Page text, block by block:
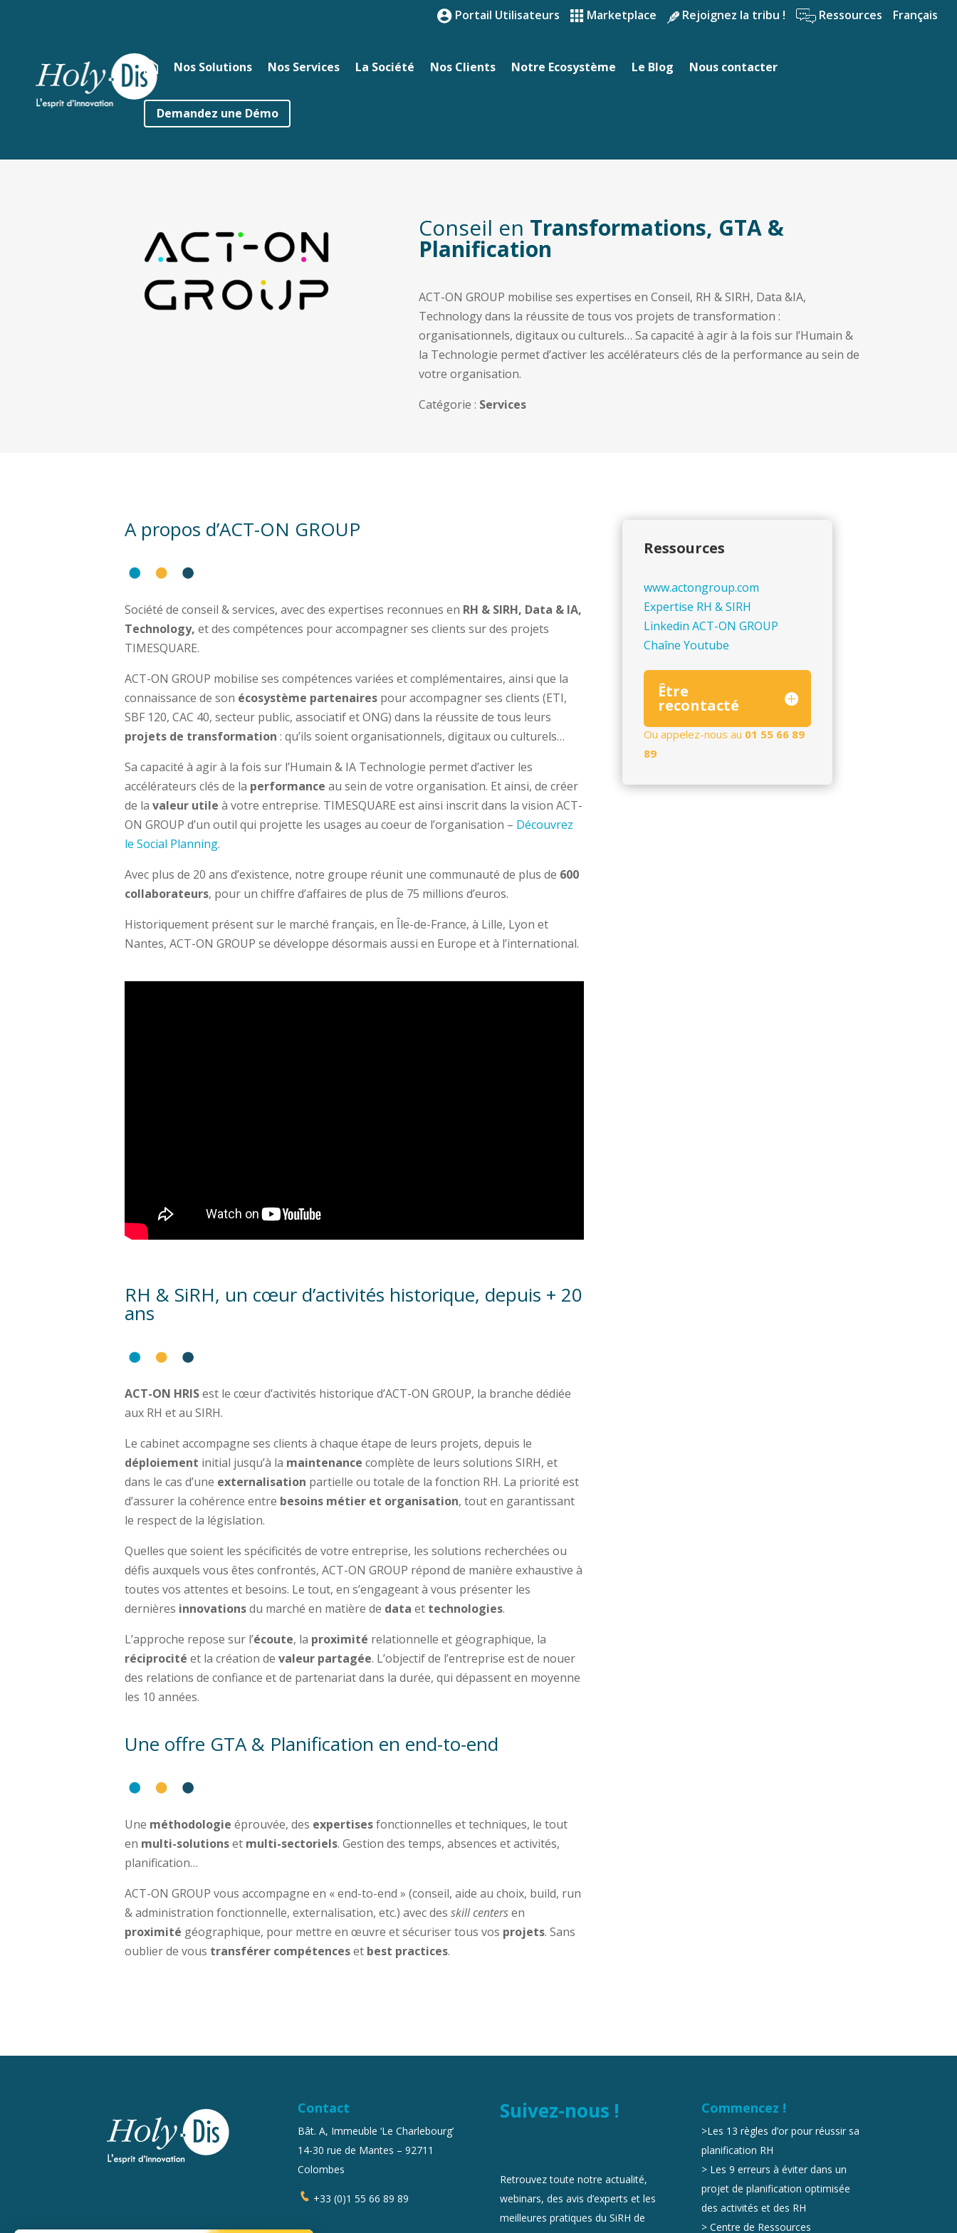
Portail Utilisateurs Marketplace Rejoignez la tribu ! Ressources Français
Nos Solutions Nos Services La Société Nos Clients Notre Ecosystème Le Blog Nous contacter
Demandez une Démo
Conseil en Transformations, GTA &
Planification
ACT-ON GROUP mobilise ses expertises en Conseil, RH & SIRH, Data &IA,
Technology dans la réussite de tous vos projets de transformation :
organisationnels, digitaux ou culturels… Sa capacité à agir à la fois sur l’Humain &
la Technologie permet d’activer les accélérateurs clés de la performance au sein de
votre organisation.
Catégorie : Services
A propos d’ACT-ON GROUP
Société de conseil & services, avec des expertises reconnues en RH & SIRH, Data & IA,
Technology, et des compétences pour accompagner ses clients sur des projets
TIMESQUARE.
ACT-ON GROUP mobilise ses compétences variées et complémentaires, ainsi que la
connaissance de son écosystème partenairespour accompagner ses clients (ETI,
SBF 120, CAC 40, secteur public, associatif et ONG) dans la réussite de tous leurs
projets de transformation : qu’ils soient organisationnels, digitaux ou culturels…
Sa capacité à agir à la fois sur l’Humain & IA Technologie permet d’activer les
accélérateurs clés de la performance au sein de votre organisation. Et ainsi, de créer
de la valeur utile à votre entreprise. TIMESQUARE est ainsi inscrit dans la vision ACT-
ON GROUP d’un outil qui projette les usages au coeur de l’organisation – Découvrez
le Social Planning.
Avec plus de 20 ans d’existence, notre groupe réunit une communauté de plus de 600
collaborateurs, pour un chiffre d’affaires de plus de 75 millions d’euros.
Historiquement présent sur le marché français, en Île-de-France, à Lille, Lyon et
Nantes, ACT-ON GROUP se développe désormais aussi en Europe et à l’international.
RH & SiRH, un cœur d’activités historique, depuis + 20
ans
ACT-ON HRISest le cœur d’activités historique d’ACT-ON GROUP, la branche dédiée
aux RH et au SIRH.
Le cabinet accompagne ses clients à chaque étape de leurs projets, depuis le
déploiement initial jusqu’à la maintenance complète de leurs solutions SIRH, et
dans le cas d’une externalisation partielle ou totale de la fonction RH. La priorité est
d’assurer la cohérence entre besoins métier et organisation, tout en garantissant
le respect de la législation.
Quelles que soient les spécificités de votre entreprise, les solutions recherchées ou
défis auxquels vous êtes confrontés, ACT-ON GROUP répond de manière exhaustive à
toutes vos attentes et besoins. Le tout, en s’engageant à vous présenter les
dernières innovationsdu marché en matière de data et technologies.
L’approche repose sur l’écoute, la proximité relationnelle et géographique, la
réciprocité et la création de valeur partagée. L’objectif de l’entreprise est de nouer
des relations de confiance et de partenariat dans la durée, qui dépassent en moyenne
les 10 années.
Une offre GTA & Planification en end-to-end
Une méthodologie éprouvée, des expertisesfonctionnelles et techniques, le tout
en multi-solutionset multi-sectoriels. Gestion des temps, absences et activités,
planification…
ACT-ON GROUP vous accompagne en « end-to-end » (conseil, aide au choix, build, run
& administration fonctionnelle, externalisation, etc.) avec des skill centersen
proximité géographique, pour mettre en œuvre et sécuriser tous vos projets. Sans
oublier de vous transférer compétenceset best practices.
Ressources
www.actongroup.com
Expertise RH & SIRH
Linkedin ACT-ON GROUP
Chaîne Youtube
Être
recontacté
Ou appelez-nous au 01 55 66 89
89
Contact
Bât. A, Immeuble ‘Le Charlebourg’
14-30 rue de Mantes – 92711
Colombes
+33 (0)1 55 66 89 89
Suivez-nous !
Retrouvez toute notre actualité,
webinars, des avis d’experts et les
meilleures pratiques du SiRH de
Commencez !
>Les 13 règles d’or pour réussir sa
planification RH
> Les 9 erreurs à éviter dans un
projet de planification optimisée
des activités et des RH
>Centre de Ressources